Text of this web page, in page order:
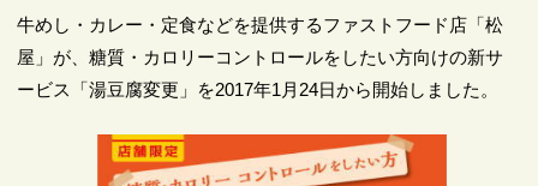
牛めし・カレー・定食などを提供するファストフード店「松
屋」が、糖質・カロリーコントロールをしたい方向けの新サ
ービス「湯豆腐変更」を2017年1月24日から開始しました。